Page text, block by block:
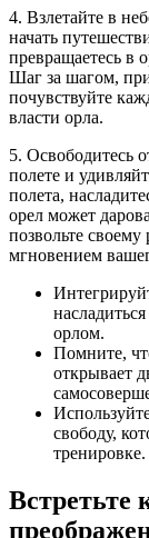
4. Взлетайте в
начать
превращаетесь в
Шаг за шагом,
почувствуйте
власти орла.
5. Освободитесь
полете и
полета,
орел может
позвольте
мгновением
орлом.
Помните,
открывает
свободу,
тренировке.
Встретьте